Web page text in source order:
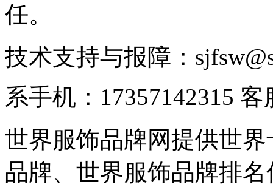
任。
技术支持与报障：
系手机：17357142315 客
世界服饰品牌网提供世
品牌、世界服饰品牌排